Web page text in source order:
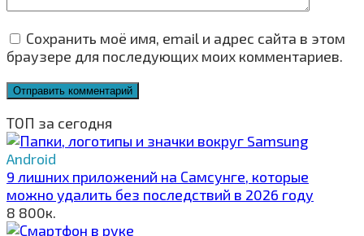
Сохранить моё имя, email и адрес сайта в этом
браузере для последующих моих комментариев.
ТОП за сегодня
Android
9 лишних приложений на Самсунге, которые
можно удалить без последствий в 2026 году
8 800к.